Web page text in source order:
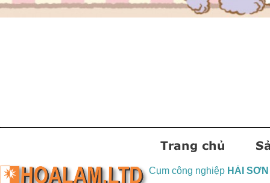
Cụm công nghiệp HẢI SƠN